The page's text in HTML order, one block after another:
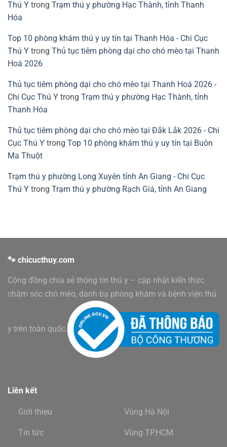
Thú Y trong Trạm thú y phường Hạc Thành, tỉnh Thanh
Hóa
Top 10 phòng khám thú y uy tín tại Thanh Hóa - Chi Cục
Thú Y trong Thủ tục tiêm phòng dại cho chó mèo tại Thanh
Hoá 2026
Thủ tục tiêm phòng dại cho chó mèo tại Thanh Hoá 2026 -
Chi Cục Thú Y trong Trạm thú y phường Hạc Thành, tỉnh
Thanh Hóa
Thủ tục tiêm phòng dại cho chó mèo tại Đắk Lắk 2026 - Chi
Cục Thú Y trong Top 10 phòng khám thú y uy tín tại Buôn
Ma Thuột
Trạm thú y phường Long Xuyên tỉnh An Giang - Chi Cục
Thú Y trong Trạm thú y phường Rạch Giá, tỉnh An Giang
🐾 chicucthuy.com
Cộng đồng chia sẻ thông tin thú y – cập nhật kiến thức
chăm sóc chó mèo, danh bạ phòng khám và bệnh viện thú
y trên toàn quốc.
Liên kết
Giới thiẹu
Tin tức
Vùng Hà Nội
Vùng TP.HCM